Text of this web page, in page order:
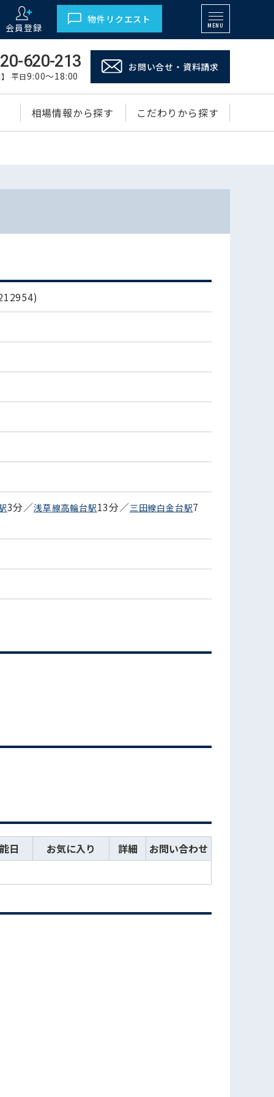
会員登録
物件リクエスト
MENU
620-213
】 平日9:00～18:00
お問い合せ・資料請求
相場情報から探す こだわりから探す
3分／浅草線高輪台駅13分／三田線白金台駅7
日 お気に入り 詳細
お問い合わせ